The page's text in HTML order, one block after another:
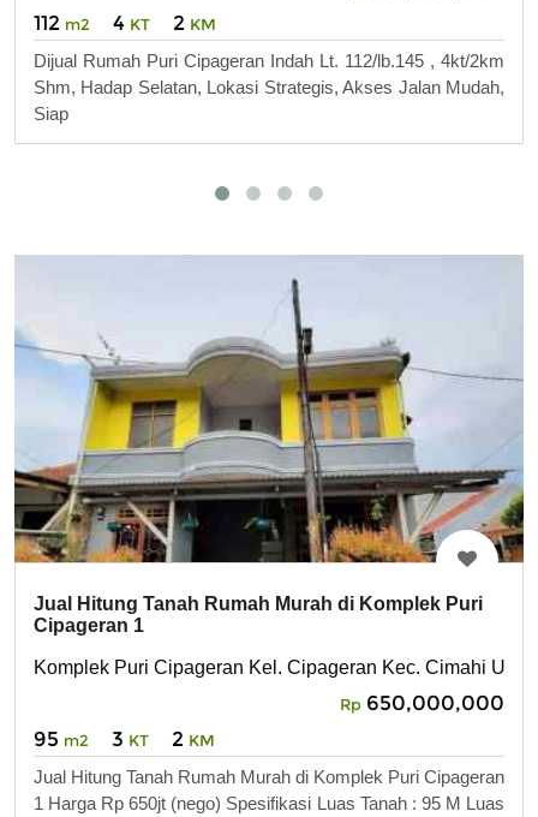
112 m2 4 KT 2 KM
Dijual Rumah Puri Cipageran Indah Lt. 112/lb.145 , 4kt/2km
Shm, Hadap Selatan, Lokasi Strategis, Akses Jalan Mudah,
Siap
Jual Hitung Tanah Rumah Murah di Komplek Puri
Cipageran 1
Komplek Puri Cipageran Kel. Cipageran Kec. Cimahi Utara
Rp 650,000,000
95 m2 3 KT 2 KM
Jual Hitung Tanah Rumah Murah di Komplek Puri Cipageran
1 Harga Rp 650jt (nego) Spesifikasi Luas Tanah : 95 M Luas